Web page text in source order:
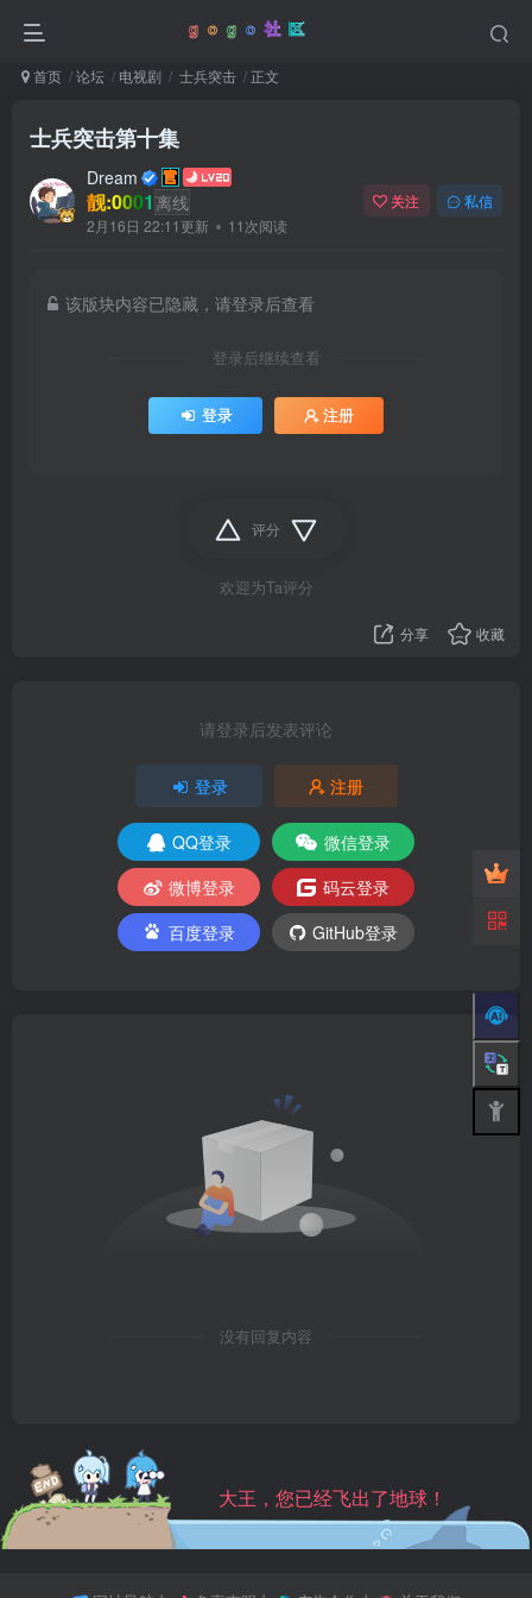
首页 论坛 电视剧 士兵突击 正文
士兵突击第十集
Dream
靓:0001 离线
2月16日 22:11更新 11次阅读
关注 私信
该版块内容已隐藏，请登录后查看
登录后继续查看
登录 注册
评分
欢迎为Ta评分
分享 收藏
请登录后发表评论
登录 注册
QQ登录
微信登录
微博登录
码云登录
百度登录
GitHub登录
没有回复内容
大王，您已经飞出了地球！